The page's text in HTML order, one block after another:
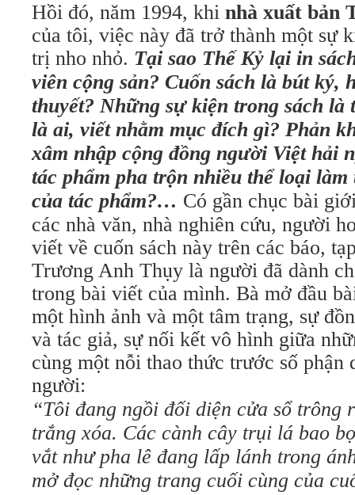
Hồi đó, năm 1994, khi nhà xuất bản
của tôi, việc này đã trở thành một sự
trị nho nhỏ. Tại sao Thế Kỷ lại in
viên cộng sản? Cuốn sách là bút ký,
thuyết? Những sự kiện trong sách là
là ai, viết nhằm mục đích gì? Phản
xâm nhập cộng đồng người Việt hải
tác phẩm pha trộn nhiều thể loại
của tác phẩm?… Có gần chục bài
các nhà văn, nhà nghiên cứu, người
viết về cuốn sách này trên các báo,
Trương Anh Thụy là người đã dành
trong bài viết của mình. Bà mở đầu
một hình ảnh và một tâm trạng, sự
và tác giả, sự nối kết vô hình giữa
cùng một nỗi thao thức trước số phận
người:
“Tôi đang ngồi đối diện cửa sổ trông
trắng xóa. Các cành cây trụi lá bao
vắt như pha lê đang lấp lánh trong
mở đọc những trang cuối cùng của